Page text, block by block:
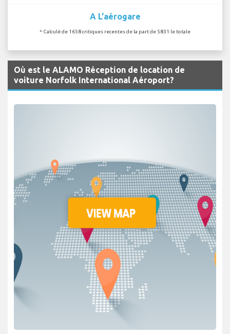
A L'aérogare
* Calculé de 1658 critiques recentes de la part de 5831 le totale
Où est le ALAMO Réception de location de
voiture Norfolk International Aéroport?